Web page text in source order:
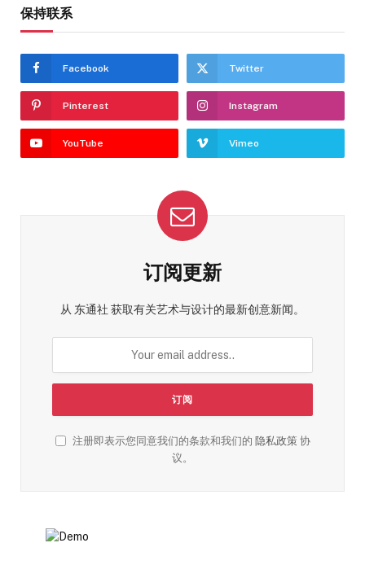
保持联系
Facebook Twitter
Pinterest Instagram
YouTube Vimeo
订阅更新
从 东通社 获取有关艺术与设计的最新创意新闻。
注册即表示您同意我们的条款和我们的 隐私政策协
议。